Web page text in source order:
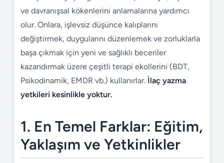
ve davranışsal kökenlerini anlamalarına yardımcı
olur. Onlara, işlevsiz düşünce kalıplarını
değiştirmek, duygularını düzenlemek ve zorluklarla
başa çıkmak için yeni ve sağlıklı beceriler
kazandırmak üzere çeşitli terapi ekollerini (BDT,
Psikodinamik, EMDR vb.) kullanırlar. İlaç yazma
yetkileri kesinlikle yoktur.
1. En Temel Farklar: Eğitim,
Yaklaşım ve Yetkinlikler